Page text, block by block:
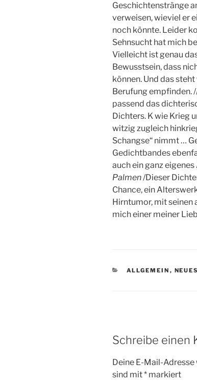
Geschichtenstränge
verweisen, wieviel er
noch könnte. Leider
Sehnsucht hat mich
Vielleicht ist genau
Bewusstsein, dass
können. Und das
Berufung empfinden.
passend das
Dichters. K wie Krieg
witzig zugleich
Schangse“ nimmt …
Gedichtbandes
auch ein ganz
Palmen/Dieser
Chance, ein
Hirntumor, mit seinen
mich einer meiner
KATEGORIEN
ALLGEMEIN ,
Schreibe einen
Deine E-Mail-
sind mit* markiert